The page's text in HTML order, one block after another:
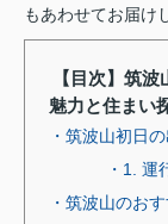
もあわせてお届け
【目次】筑
魅力と住まい
・筑波山初日
・1. 運
・筑波山のお